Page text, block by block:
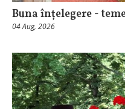
Buna înțelegere -
04 Aug, 2026